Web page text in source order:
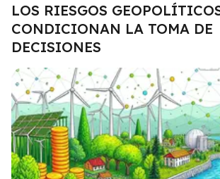
LOS RIESGOS
CONDICIONAN LA TOMA DE
DECISIONES